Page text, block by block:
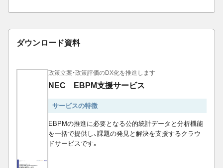
ダウンロード資料
政策立案・政策評価のDX化を推進します
NEC EBPM支援サービス
サービスの特徴
EBPMの推進に必要となる公的統計データと分析機能
を一括で提供し、課題の発見と解決を支援するクラウ
ドサービスです。